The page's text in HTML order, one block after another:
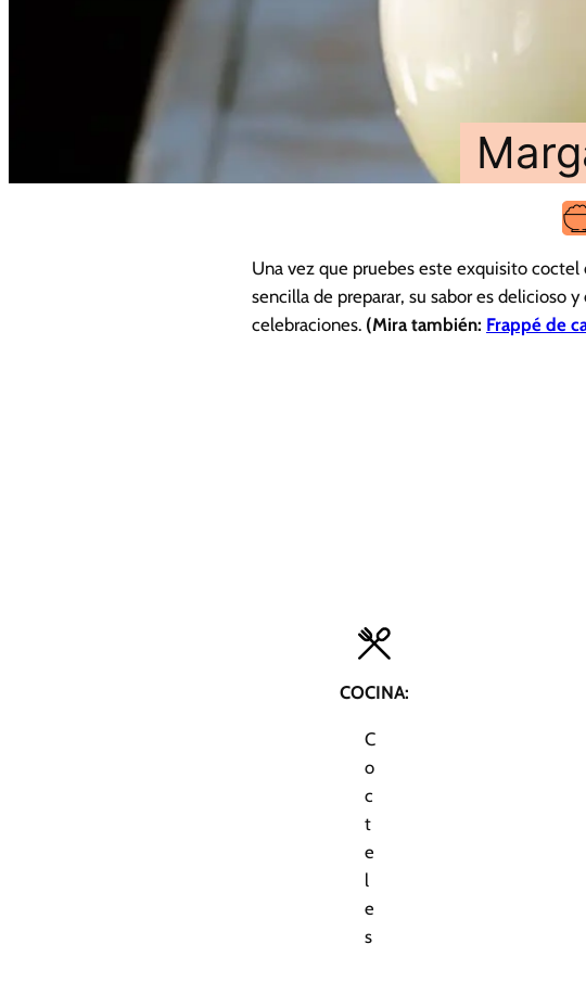
Una vez que pruebes este exquisito
sencilla de preparar, su sabor es delicioso
celebraciones. (Mira también: Frappé de
COCINA:
C
o
c
t
e
l
e
s